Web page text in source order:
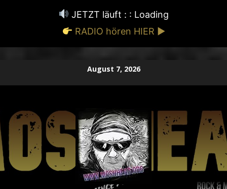
JETZT läuft : : Loading
RADIO hören HIER ▶
August 7, 2026